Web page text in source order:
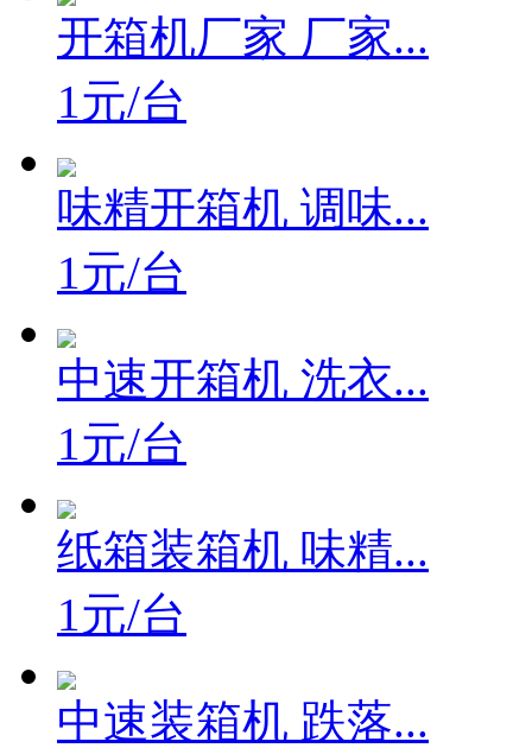
开箱机厂家 厂家...
1元/台
味精开箱机 调味...
1元/台
中速开箱机 洗衣...
1元/台
纸箱装箱机 味精...
1元/台
中速装箱机 跌落...